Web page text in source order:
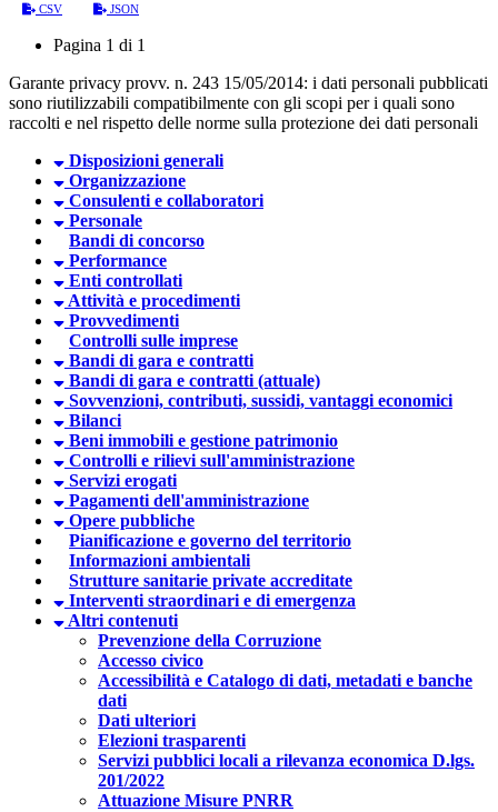
CSV JSON
Pagina 1 di 1
Garante privacy provv. n. 243 15/05/2014: i dati personali pubblicati
sono riutilizzabili compatibilmente con gli scopi per i quali sono
raccolti e nel rispetto delle norme sulla protezione dei dati personali
Disposizioni generali
Organizzazione
Consulenti e collaboratori
Personale
Bandi di concorso
Performance
Enti controllati
Attività e procedimenti
Provvedimenti
Controlli sulle imprese
Bandi di gara e contratti
Bandi di gara e contratti (attuale)
Sovvenzioni, contributi, sussidi, vantaggi economici
Bilanci
Beni immobili e gestione patrimonio
Controlli e rilievi sull'amministrazione
Servizi erogati
Pagamenti dell'amministrazione
Opere pubbliche
Pianificazione e governo del territorio
Informazioni ambientali
Strutture sanitarie private accreditate
Interventi straordinari e di emergenza
Altri contenuti
Prevenzione della Corruzione
Accesso civico
Accessibilità e Catalogo di dati, metadati e banche
dati
Dati ulteriori
Elezioni trasparenti
Servizi pubblici locali a rilevanza economica D.lgs.
201/2022
Attuazione Misure PNRR